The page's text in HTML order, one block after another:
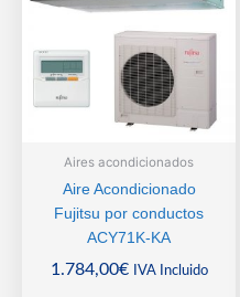
Aires acondicionados
Aire Acondicionado
Fujitsu por conductos
ACY71K-KA
1.784,00€ IVA Incluido